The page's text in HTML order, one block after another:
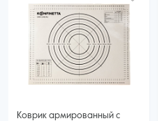
Коврик армированный с